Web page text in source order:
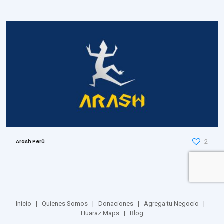
Arash Perú 2
Inicio | Quienes Somos | Donaciones | Agrega tu Negocio |
Huaraz Maps| Blog